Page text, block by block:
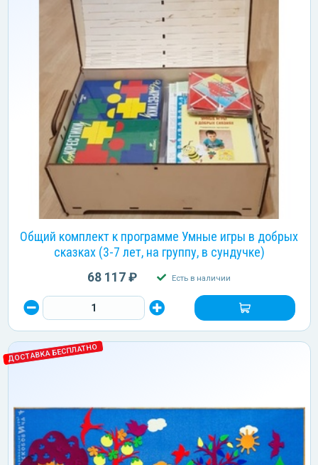
Общий комплект к программе Умные игры в добрых
сказках (3-7 лет, на группу, в сундучке)
68 117 ₽ Есть в наличии
ДОСТАВКА БЕСПЛАТНО